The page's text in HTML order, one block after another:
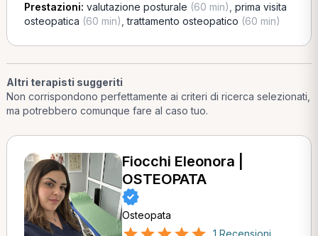
Prestazioni: valutazione posturale (60 min) prima visita
osteopatica (60 min) ,trattamento osteopatico (60 min)
Altri terapisti suggeriti
Non corrispondono perfettamente ai criteri di ricerca selezionati,
ma potrebbero comunque fare al caso tuo.
Fiocchi Eleonora |
OSTEOPATA
Osteopata
1 Recensioni